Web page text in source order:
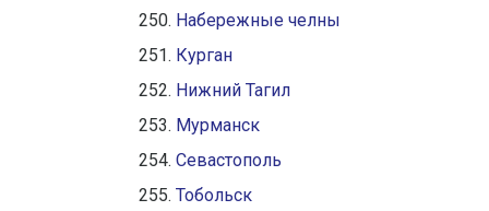
Набережные челны
Курган
Нижний Тагил
Мурманск
Севастополь
Тобольск